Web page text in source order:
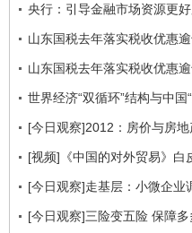
央行：引导金融市场资源更
山东国税去年落实税收优惠
山东国税去年落实税收优惠
世界经济“双循环”结构与中国
[今日观察]2012：房价与房地
[视频]《中国的对外贸易》白
[今日观察]走基层：小微企
[今日观察]三险变五险 保障多